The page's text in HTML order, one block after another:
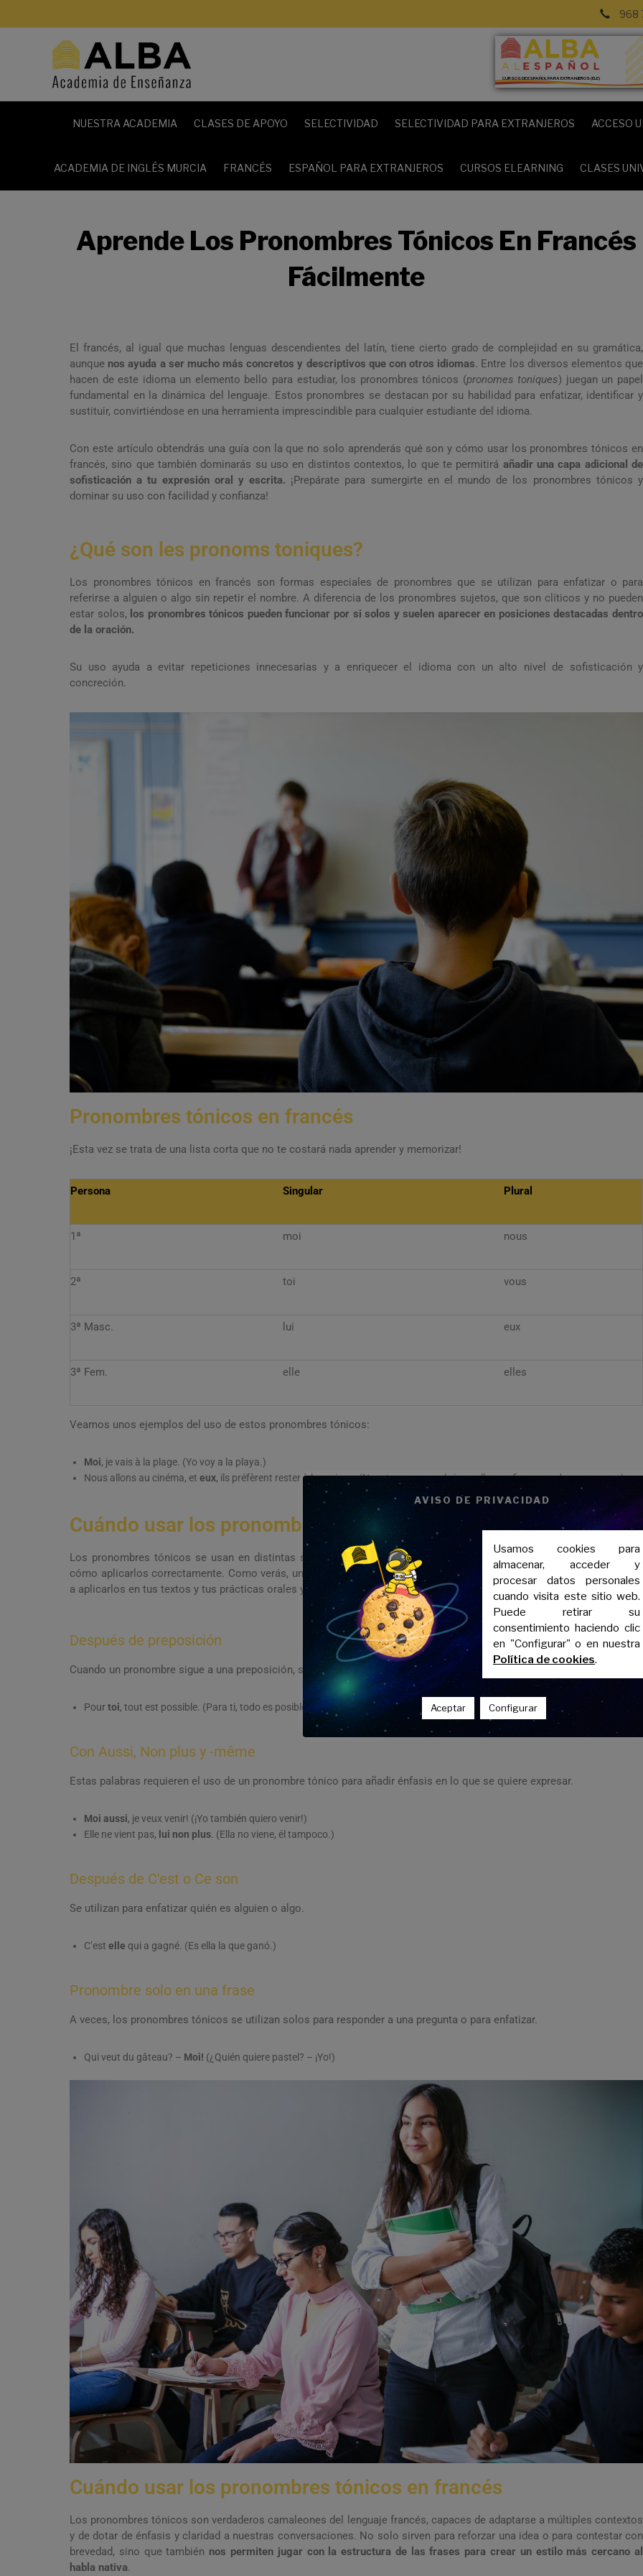
968
CURSOS DE ESPAÑOL PARA EXTRANJEROS (ELE)
NUESTRA ACADEMIA CLASES DE APOYO SELECTIVIDAD SELECTIVIDAD PARA EXTRANJEROS ACCESO
ACADEMIA DE INGLÉS MURCIA FRANCÉS ESPAÑOL PARA EXTRANJEROS CURSOS ELEARNING CLASES
Aprende Los Pronombres Tónicos En Francés
Fácilmente
El francés, al igual que muchas lenguas descendientes del latín, tiene cierto grado de complejidad en su gramática,
aunque nos ayuda a ser mucho más concretos y descriptivos que con otros idiomas. Entre los diversos elementos que
hacen de este idioma un elemento bello para estudiar, los pronombres tónicos (pronomes toniques) juegan un papel
fundamental en la dinámica del lenguaje. Estos pronombres se destacan por su habilidad para enfatizar, identificar y
sustituir, convirtiéndose en una herramienta imprescindible para cualquier estudiante del idioma.
Con este artículo obtendrás una guía con la que no solo aprenderás qué son y cómo usar los pronombres tónicos en
francés, sino que también dominarás su uso en distintos contextos, lo que te permitirá añadir una capa adicional de
sofisticación a tu expresión oral y escrita. ¡Prepárate para sumergirte en el mundo de los pronombres tónicos y
dominar su uso con facilidad y confianza!
¿Qué son les pronoms toniques?
Los pronombres tónicos en francés son formas especiales de pronombres que se utilizan para enfatizar o para
referirse a alguien o algo sin repetir el nombre. A diferencia de los pronombres sujetos, que son clíticos y no pueden
estar solos, los pronombres tónicos pueden funcionar por si solos y suelen aparecer en posiciones destacadas dentro
de la oración.
Su uso ayuda a evitar repeticiones innecesarias y a enriquecer el idioma con un alto nivel de sofisticación y
concreción.
Pronombres tónicos en francés
¡Esta vez se trata de una lista corta que no te costará nada aprender y memorizar!
Persona Singular Plural
1ª moi nous
2ª toi vous
3ª Masc. lui eux
3ª Fem. elle elles
Veamos unos ejemplos del uso de estos pronombres tónicos:
Moi, je vais à la plage. (Yo voy a la playa.)
Nous allons au cinéma, et eux, ils préfèrent rester à la maison. (Nosotros vamos al cine y ellos prefieren quedarse en casa.)
Cuándo usar los pronombres tónicos en francés
Los pronombres tónicos se usan en distintas situaciones en francés. Aquí veremos los contextos más comunes y
cómo aplicarlos correctamente. Como verás, una vez aprendidos,su uso es muy intuitivo
, no te costará nada empezar
a aplicarlos en tus textos y tus prácticas orales ya que es similar a los usos en el español.
Después de preposición
Cuando un pronombre sigue a una preposición, se debe usar la forma tónica.
Pourtoi, tout est possible. (Para ti, todo es posible.)
Con Aussi, Non plus y -même
Estas palabras requieren el uso de un pronombre tónico para añadir énfasis en lo que se quiere expresar.
Moi aussi, je veux venir! (¡Yo también quiero venir!)
Elle ne vient pas, lui non plus. (Ella no viene, él tampoco.)
Después de C'est o Ce son
Se utilizan para enfatizar quién es alguien o algo.
C’est elle qui a gagné. (Es ella la que ganó.)
Pronombre solo en una frase
A veces, los pronombres tónicos se utilizan solos para responder a una pregunta o para enfatizar.
Qui veut du gâteau? – Moi! (¿Quién quiere pastel? – ¡Yo!)
Cuándo usar los pronombres tónicos en francés
Los pronombres tónicos son verdaderos camaleones del lenguaje francés, capaces de adaptarse a múltiples contextos
y de dotar de énfasis y claridad a nuestras conversaciones. No solo sirven para reforzar una idea o para contestar con
brevedad, sino que también nos permiten jugar con la estructura de las frases para crear un estilo más cercano al
habla nativa.
AVISO DE PRIVACIDAD
Usamos cookies para
almacenar, acceder y
procesar datos personales
cuando visita este sitio web.
Puede retirar su
consentimiento haciendo clic
en "Configurar" o en nuestra
Política de cookies.
Aceptar Configurar